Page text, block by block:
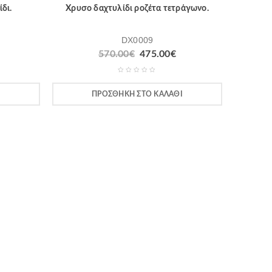
Χρυσο δαχτυλίδι ροζέτα τετράγωνο.
DX0009
570.00€ 475.00€
ΠΡΟΣΘΉΚΗ ΣΤΟ ΚΑΛΆΘΙ